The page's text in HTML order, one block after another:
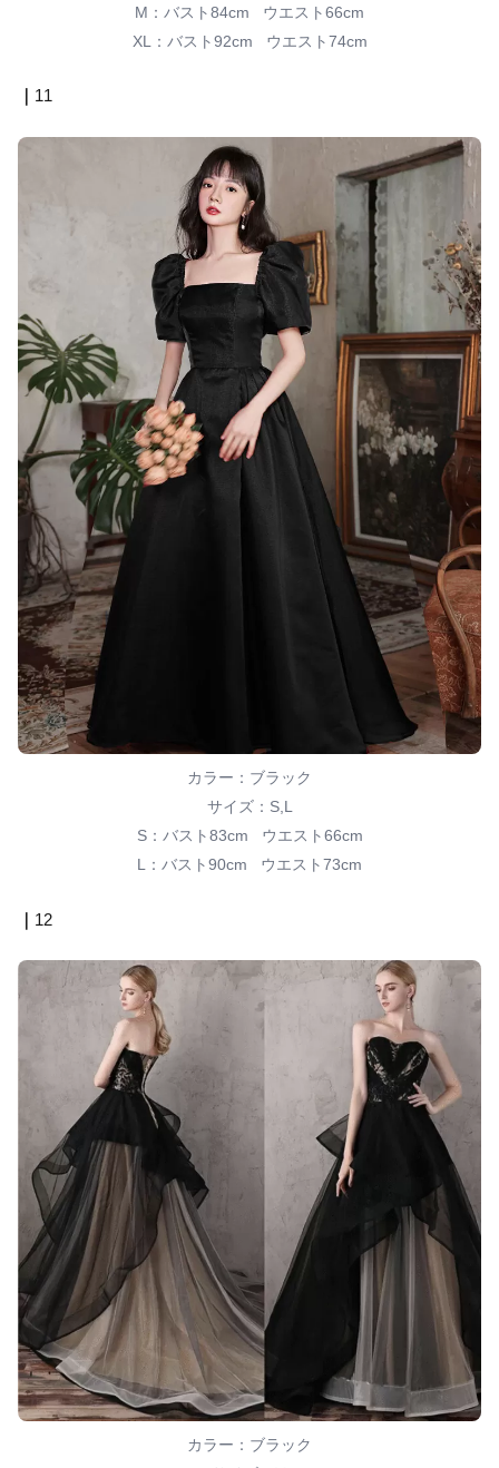
M：バスト84cm ウエスト66cm
XL：バスト92cm ウエスト74cm
｜ 11
カラー：ブラック
サイズ：S,L
S：バスト83cm ウエスト66cm
L：バスト90cm ウエスト73cm
｜ 12
カラー：ブラック